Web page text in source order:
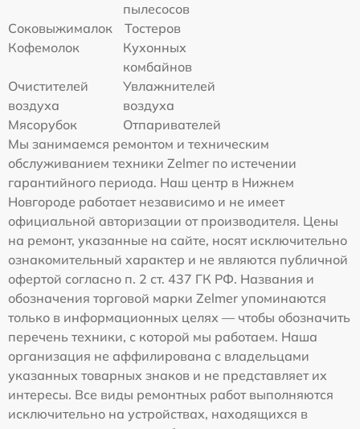
пылесосов
Соковыжималок
Тостеров
Кофемолок
Кухонных
комбайнов
Очистителей
воздуха
Увлажнителей
воздуха
Мясорубок
Отпаривателей
Мы занимаемся ремонтом и техническим
обслуживанием техники Zelmer по истечении
гарантийного периода. Наш центр в Нижнем
Новгороде работает независимо и не имеет
официальной авторизации от производителя. Цены
на ремонт, указанные на сайте, носят исключительно
ознакомительный характер и не являются публичной
офертой согласно п. 2 ст. 437 ГК РФ. Названия и
обозначения торговой марки Zelmer упоминаются
только в информационных целях — чтобы обозначить
перечень техники, с которой мы работаем. Наша
организация не аффилирована с владельцами
указанных товарных знаков и не представляет их
интересы. Все виды ремонтных работ выполняются
исключительно на устройствах, находящихся в